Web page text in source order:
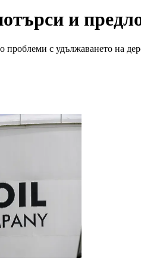
и
проблеми с удължаването на